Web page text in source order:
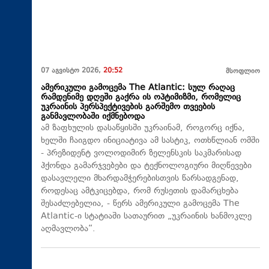
07 აგვისტო 2026, 20:52 მსოფლიო
ამერიკული გამოცემა The Atlantic: სულ რაღაც
რამდენიმე დღეში გაქრა ის ოპტიმიზმი, რომელიც
უკრაინის პერსპექტივების გარშემო თვეების
განმავლობაში იქმნებოდა
ამ ზაფხულის დასაწყისში უკრაინამ, როგორც იქნა,
ხელში ჩაიგდო ინიციატივა ამ სასტიკ, ოთხწლიან ომში
- პრეზიდენტ ვოლოდიმირ ზელენსკის საკმარისად
ჰქონდა გამარჯვებები და ტექნოლოგიური მიღწევები
დასავლელი მხარდამჭერებისთვის წარსადგენად,
როდესაც ამტკიცებდა, რომ რუსეთის დამარცხება
შესაძლებელია, - წერს ამერიკული გამოცემა The
Atlantic-ი სტატიაში სათაურით „უკრაინის ხანმოკლე
აღმავლობა“.